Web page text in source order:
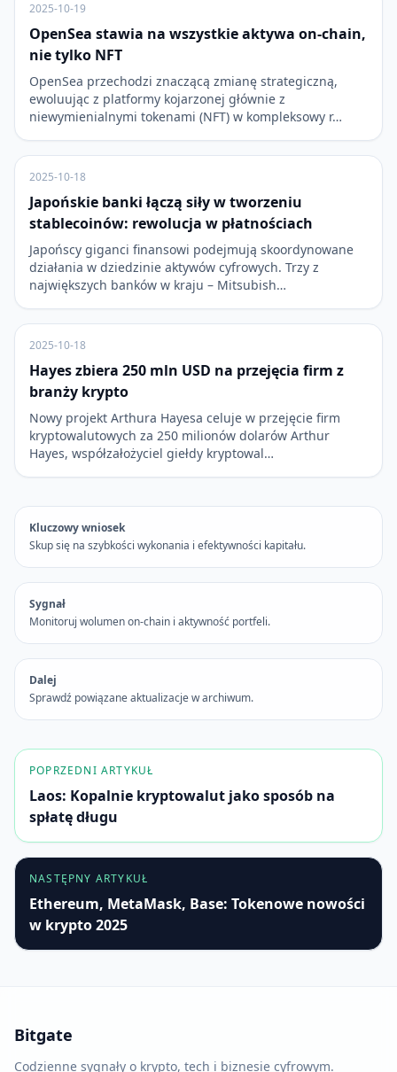
2025-10-19
OpenSea stawia na wszystkie aktywa on-chain,
nie tylko NFT
OpenSea przechodzi znaczącą zmianę strategiczną,
ewoluując z platformy kojarzonej głównie z
niewymienialnymi tokenami (NFT) w kompleksowy r…
2025-10-18
Japońskie banki łączą siły w tworzeniu
stablecoinów: rewolucja w płatnościach
Japońscy giganci finansowi podejmują skoordynowane
działania w dziedzinie aktywów cyfrowych. Trzy z
największych banków w kraju – Mitsubish…
2025-10-18
Hayes zbiera 250 mln USD na przejęcia firm z
branży krypto
Nowy projekt Arthura Hayesa celuje w przejęcie firm
kryptowalutowych za 250 milionów dolarów Arthur
Hayes, współzałożyciel giełdy kryptowal…
Kluczowy wniosek
Skup się na szybkości wykonania i efektywności kapitału.
Sygnał
Monitoruj wolumen on-chain i aktywność portfeli.
Dalej
Sprawdź powiązane aktualizacje w archiwum.
POPRZEDNI ARTYKUŁ
Laos: Kopalnie kryptowalut jako sposób na
spłatę długu
NASTĘPNY ARTYKUŁ
Ethereum, MetaMask, Base: Tokenowe nowości
w krypto 2025
Bitgate
Codzienne sygnały o krypto, tech i biznesie cyfrowym.